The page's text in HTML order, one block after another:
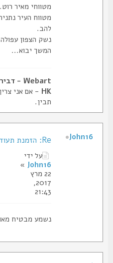
מטווחי מאיר רוט.
מטווח העיר נתניה -
נשק הצפון עפולה.
המשך יבוא...
Webart - דביר, מייסד הסליק
- אם אני צריך
תבין.
Re: הזמנת תעודות החבר של הסליק
על ידי
John16
»
22 מרץ
2017,
21:43
נשמע מבטיח מאוד ,
John16